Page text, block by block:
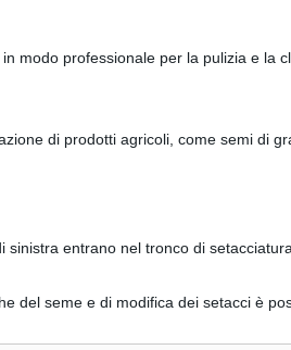
modo professionale per la pulizia e la
di prodotti agricoli, come semi di
entrano nel tronco di
del seme e di modifica dei setacci è